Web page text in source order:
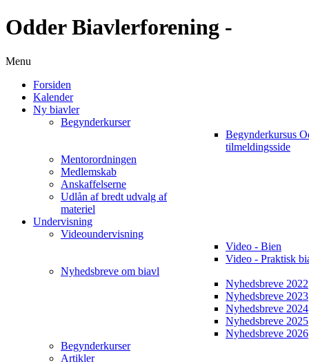
Odder Biavlerforening -
Menu
Forsiden
Kalender
Ny biavler
Begynderkurser
Begynderkursus
tilmeldingsside
Mentorordningen
Medlemskab
Anskaffelserne
Udlån af bredt udvalg af
materiel
Undervisning
Videoundervisning
Video - Bien
Video - Praktisk
Nyhedsbreve om biavl
Nyhedsbreve 2022
Nyhedsbreve 2023
Nyhedsbreve 2024
Nyhedsbreve 2025
Nyhedsbreve 2026
Begynderkurser
Artikler